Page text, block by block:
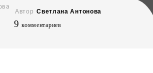
Автор Светлана Антонова
9 комментариев